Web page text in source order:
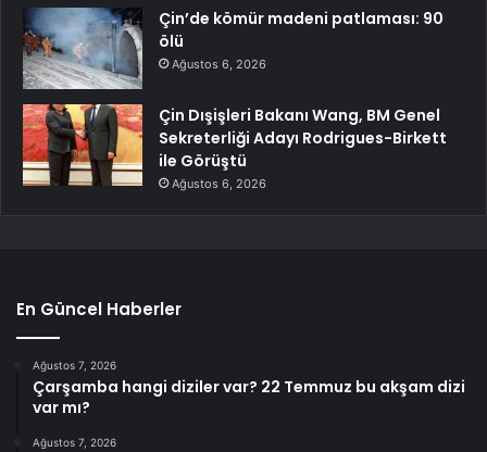
Çin’de kömür madeni patlaması: 90
ölü
Ağustos 6, 2026
Çin Dışişleri Bakanı Wang, BM Genel
Sekreterliği Adayı Rodrigues-Birkett
ile Görüştü
Ağustos 6, 2026
En Güncel Haberler
Ağustos 7, 2026
Çarşamba hangi diziler var? 22 Temmuz bu akşam dizi
var mı?
Ağustos 7, 2026